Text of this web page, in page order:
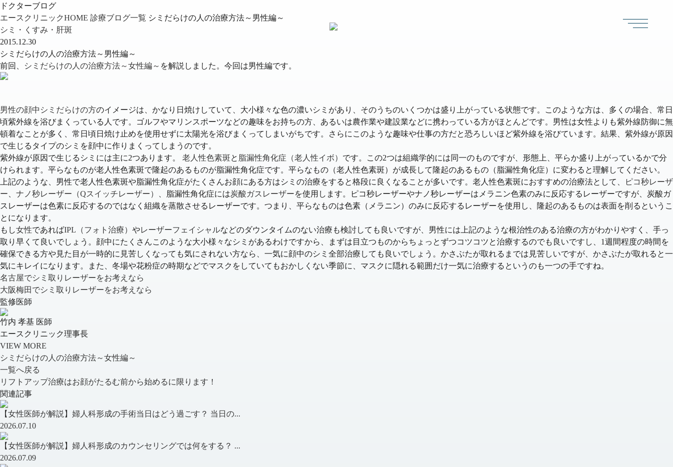
ドクターブログ
エースクリニックHOME 診療ブログ一覧 シミだらけの人の治療方法～男性編～
シミ・くすみ・肝斑
2015.12.30
シミだらけの人の治療方法～男性編～
前回、
シミだらけの人の治療方法～女性編～ を解説しました。今回は男性編です。
男性の顔中シミだらけの方のイメージは、かなり日焼けしていて、大小様々な色の濃いシミがあり、そのうちのいくつかは盛り上がっている状態です。このような方は、多くの場合、 常日
頃紫外線を浴びまくっている人です。
ゴルフやマリンスポーツなどの趣味をお持ちの方、あるいは農作業や建設業などに携わっている方がほとんどです。男性は女性よりも紫外線防御に無
頓着なことが多く、常日頃日焼け止めを使用せずに太陽光を浴びまくってしまいがちです。さらにこのような趣味や仕事の方だと恐ろしいほど紫外線を浴びています。結果、紫外線が原因
で生じるタイプのシミを顔中に作りまくってしまうのです。
紫外線が原因で生じるシミには主に2つあります。 老人性色素斑と 脂漏性角化症（老人性イボ） です。この2つは組織学的には同一のものですが、形態上、平らか盛り上がっているかで分
けられます。 平らなものが老人性色素斑で隆起のあるものが脂漏性角化症です。 平らなもの（老人性色素斑）が成長して隆起のあるもの（脂漏性角化症）に変わると理解してください。
上記のような、男性で老人性色素斑や脂漏性角化症がたくさんお顔にある方はシミの治療をすると格段に良くなることが多いです。老人性色素斑におすすめの治療法として、
ピコ秒レーザ
ー
ナノ秒レーザー（Qスイッチレーザー） 、脂漏性角化症には炭酸ガスレーザーを使用します。
ピコ秒レーザーやナノ秒レーザーはメラニン色素のみに反応するレーザーですが、炭酸ガ
スレーザーは色素に反応するのではなく組織を蒸散させるレーザーです。つまり、平らなものは色素（メラニン）のみに反応するレーザーを使用し、隆起のあるものは表面を削るというこ
とになります。
もし女性であればIPL（フォト治療） やレーザーフェイシャルなどのダウンタイムのない治療も検討しても良いですが、男性には上記のような根治性のある治療の方がわかりやすく、手っ
取り早くて良いでしょう。顔中にたくさんこのような大小様々なシミがあるわけですから、まずは目立つものからちょっとずつコツコツと治療するのでも良いですし、1週間程度の時間を
確保できる方や見た目が一時的に見苦しくなっても気にされない方なら、一気に顔中のシミ全部治療しても良いでしょう。 かさぶたが取れるまでは見苦しいですが、かさぶたが取れると一
気にキレイになります。
また、冬場や花粉症の時期などでマスクをしていてもおかしくない季節に、マスクに隠れる範囲だけ一気に治療するというのも一つの手ですね。
名古屋でシミ取りレーザーをお考えなら
大阪梅田でシミ取りレーザーをお考えなら
監修医師
竹内 孝基 医師
エースクリニック理事長
VIEW MORE
シミだらけの人の治療方法～女性編～
一覧へ戻る
リフトアップ治療はお顔がたるむ前から始めるに限ります！
関連記事
【女性医師が解説】婦人科形成の手術当日はどう過ごす？ 当日の...
2026.07.10
【女性医師が解説】婦人科形成のカウンセリングでは何をする？ ...
2026.07.09